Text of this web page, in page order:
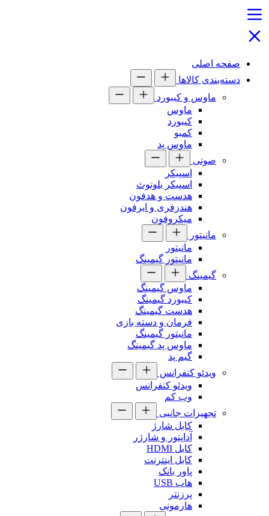
صفحه اصلی
دسته‌بندی کالاها
ماوس و کیبورد
ماوس
کیبورد
کمبو
ماوس پد
صوتی
اسپیکر
اسپیکر بلوتوث
هدست و هدفون
هندزفری و ایرفون
میکروفون
مانیتور
مانیتور
مانیتور گیمینگ
گیمینگ
ماوس گیمینگ
کیبورد گیمینگ
هدست گیمینگ
فرمان و دسته بازی
مانیتور گیمینگ
ماوس پد گیمینگ
گیم پد
ویدئو کنفرانس
ویدئو کنفرانس
وب کم
تجهیزات جانبی
کابل شارژ
آداپتور و شارژر
کابل HDMI
کابل اینترنت
پاور بانک
هاب USB
پرزنتر
هارمونی